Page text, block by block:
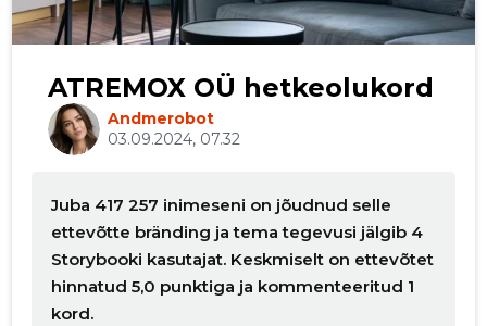
ATREMOX OÜ hetkeolukord
Andmerobot
03.09.2024, 07.32
Juba 417 257 inimeseni on jõudnud selle
ettevõtte bränding ja tema tegevusi jälgib 4
Storybooki kasutajat. Keskmiselt on ettevõtet
hinnatud 5,0 punktiga ja kommenteeritud 1
kord.
Muuda pildi
kirjeldust